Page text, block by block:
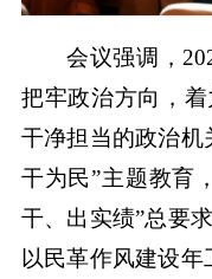
会议强调，
把牢政治方向，
干净担当的政治机
干为民”主题教育
干、出实绩”总要
以民革作风建设